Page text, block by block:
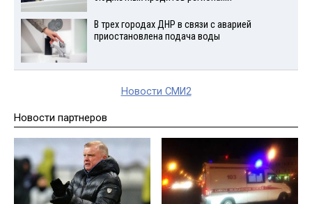
В трех городах ДНР в связи с аварией
приостановлена подача воды
Новости СМИ2
Новости партнеров